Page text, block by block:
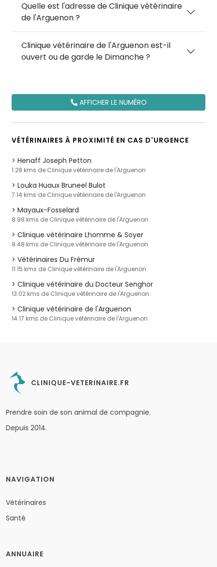
Quelle est l'adresse de Clinique vétérinaire
de l'Arguenon ?
Clinique vétérinaire de l'Arguenon est-il
ouvert ou de garde le Dimanche ?
AFFICHER LE NUMÉRO
VÉTÉRINAIRES À PROXIMITÉ EN CAS D'URGENCE
Henaff Joseph Petton
1.28 kms de Clinique vétérinaire de l'Arguenon
Louka Huaux Bruneel Bulot
7.14 kms de Clinique vétérinaire de l'Arguenon
Mayaux-Fosselard
8.98 kms de Clinique vétérinaire de l'Arguenon
Clinique vétérinaire Lhomme & Soyer
9.48 kms de Clinique vétérinaire de l'Arguenon
Vétérinaires Du Frémur
11.15 kms de Clinique vétérinaire de l'Arguenon
Clinique vétérinaire du Docteur Senghor
13.02 kms de Clinique vétérinaire de l'Arguenon
Clinique vétérinaire de l'Arguenon
14.17 kms de Clinique vétérinaire de l'Arguenon
CLINIQUE-VETERINAIRE.FR
Prendre soin de son animal de compagnie.
Depuis 2014.
NAVIGATION
Vétérinaires
Santé
ANNUAIRE